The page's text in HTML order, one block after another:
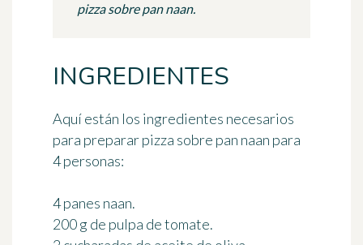
pizza sobre pan naan.
INGREDIENTES
Aquí están los ingredientes necesarios
para preparar pizza sobre pan naan para
4 personas:
4 panes naan.
200 g de pulpa de tomate.